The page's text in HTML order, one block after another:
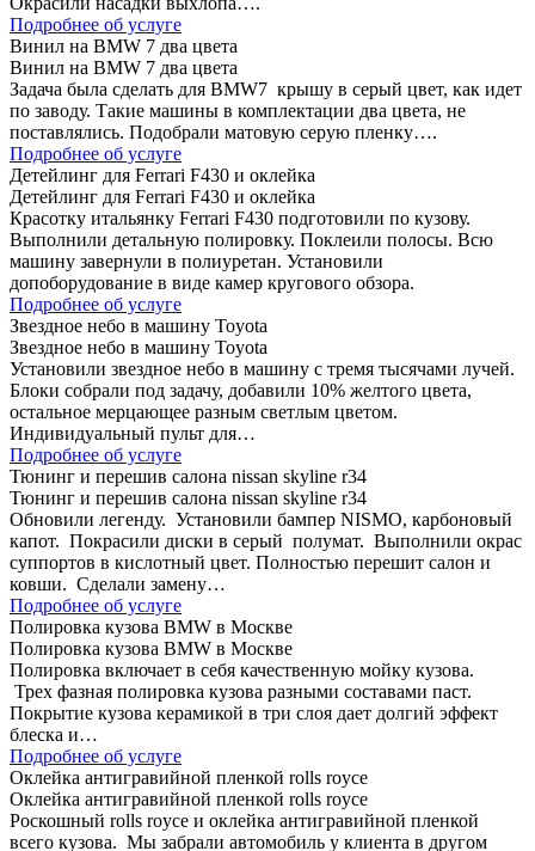
Подробнее об услуге
Винил на BMW 7 два цвета
Винил на BMW 7 два цвета
Задача была сделать для BMW7 крышу в серый цвет, как идет
по заводу. Такие машины в комплектации два цвета, не
поставлялись. Подобрали матовую серую пленку….
Подробнее об услуге
Детейлинг для Ferrari F430 и оклейка
Детейлинг для Ferrari F430 и оклейка
Красотку итальянку Ferrari F430 подготовили по кузову.
Выполнили детальную полировку. Поклеили полосы. Всю
машину завернули в полиуретан. Установили
допоборудование в виде камер кругового обзора.
Подробнее об услуге
Звездное небо в машину Toyota
Звездное небо в машину Toyota
Установили звездное небо в машину с тремя тысячами лучей.
Блоки собрали под задачу, добавили 10% желтого цвета,
остальное мерцающее разным светлым цветом.
Индивидуальный пульт для…
Подробнее об услуге
Тюнинг и перешив салона nissan skyline r34
Тюнинг и перешив салона nissan skyline r34
Обновили легенду. Установили бампер NISMO, карбоновый
капот. Покрасили диски в серый полумат. Выполнили окрас
суппортов в кислотный цвет. Полностью перешит салон и
ковши. Сделали замену…
Подробнее об услуге
Полировка кузова BMW в Москве
Полировка кузова BMW в Москве
Полировка включает в себя качественную мойку кузова.
Трех фазная полировка кузова разными составами паст.
Покрытие кузова керамикой в три слоя дает долгий эффект
блеска и…
Подробнее об услуге
Оклейка антигравийной пленкой rolls royce
Оклейка антигравийной пленкой rolls royce
Роскошный rolls royce и оклейка антигравийной пленкой
всего кузова. Мы забрали автомобиль у клиента в другом